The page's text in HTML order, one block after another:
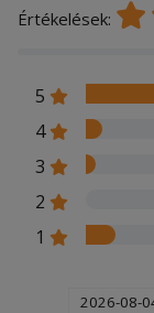
Értékelések:
5
4
3
2
1
2026-08-